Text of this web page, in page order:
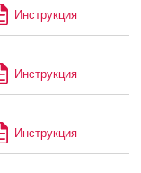
Инструкция
Инструкция
Инструкция